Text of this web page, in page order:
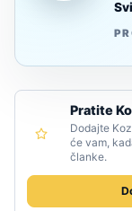
Pratite
Dodajte
će vam,
članke.